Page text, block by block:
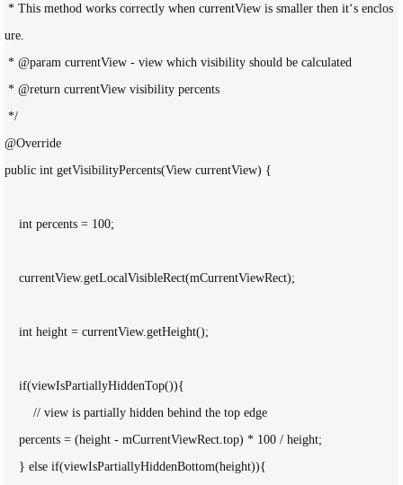
* This method works correctly when currentView is smaller then it‘s enclos
ure.
* @param currentView - view which visibility should be calculated
* @return currentView visibility percents
*/
@Override
public int getVisibilityPercents(View currentView) {
int percents = 100;
currentView.getLocalVisibleRect(mCurrentViewRect);
int height = currentView.getHeight();
if(viewIsPartiallyHiddenTop()){
// view is partially hidden behind the top edge
percents = (height - mCurrentViewRect.top) * 100 / height;
} else if(viewIsPartiallyHiddenBottom(height)){